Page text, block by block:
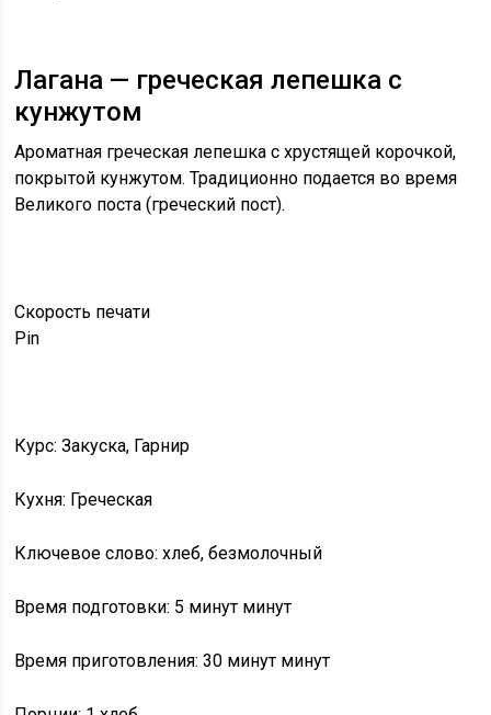
Лагана — греческая лепешка с
кунжутом
Ароматная греческая лепешка с хрустящей корочкой,
покрытой кунжутом. Традиционно подается во время
Великого поста (греческий пост).
Скорость печати
Pin
Курс: Закуска, Гарнир
Кухня: Греческая
Ключевое слово: хлеб, безмолочный
Время подготовки: 5 минут минут
Время приготовления: 30 минут минут